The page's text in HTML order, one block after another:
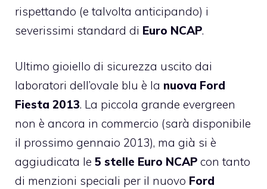
rispettando (e talvolta anticipando) i
severissimi standard di Euro NCAP.
Ultimo gioiello di sicurezza uscito dai
laboratori dell’ovale blu è la nuova Ford
Fiesta 2013. La piccola grande evergreen
non è ancora in commercio (sarà disponibile
il prossimo gennaio 2013), ma già si è
aggiudicata le 5 stelle Euro NCAP con tanto
di menzioni speciali per il nuovo Ford